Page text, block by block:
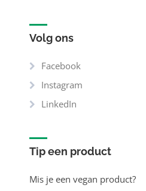
Volg ons
Facebook
Instagram
LinkedIn
Tip een product
Mis je een vegan product?